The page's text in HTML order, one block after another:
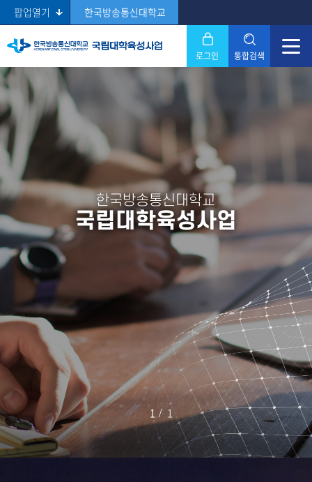
팝업열기 한국방송통신대학교
로그인 통합검색
Search
1 1
한국방송통신대학교
국립대학육성사업